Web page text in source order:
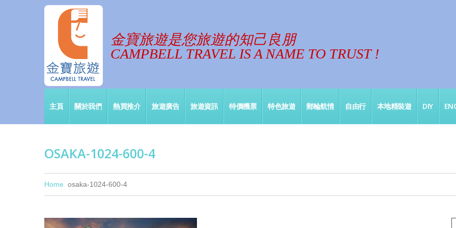
金寶旅遊是您旅遊的知己良朋
CAMPBELL TRAVEL IS A NAME TO TRUST !
主頁 關於我們 熱買推介 旅遊廣告 旅遊資訊 特價機票 特色旅遊 郵輪航情 自由行 本地精裝遊 DIY
OSAKA-1024-600-4
Home osaka-1024-600-4